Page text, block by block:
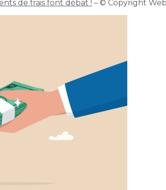
de frais font débat ! – © Copyright